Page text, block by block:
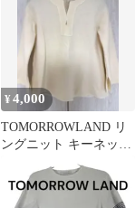
¥4,000
TOMORROWLAND リ
ングニット キーネック
プルオーバー ウール
77%